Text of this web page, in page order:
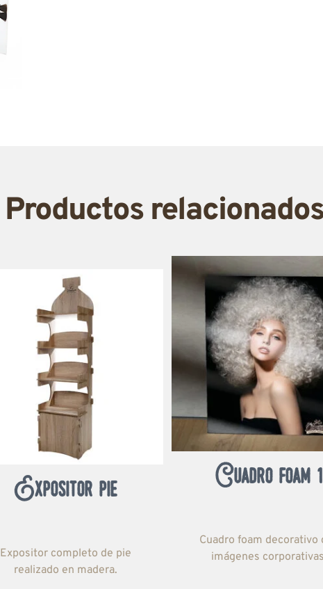
Productos
Expositor pie
Expositor completo de pie
realizado en madera.
Cuadro foam 1
Cuadro foam decorativo
imágenes